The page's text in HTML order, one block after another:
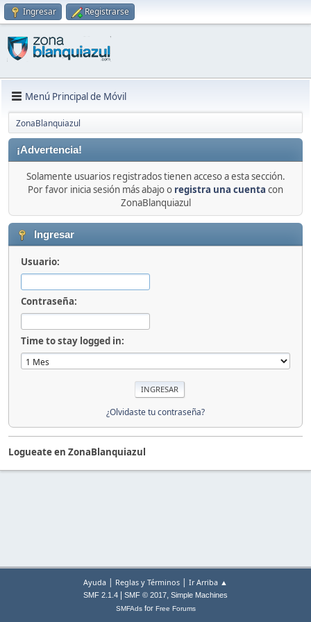
Ingresar Registrarse
Menú Principal de Móvil
ZonaBlanquiazul
¡Advertencia!
Solamente usuarios registrados tienen acceso a esta sección.
Por favor inicia sesión más abajo o registra una cuenta con
ZonaBlanquiazul
Ingresar
Usuario:
Contraseña:
Time to stay logged in:
¿Olvidaste tu contraseña?
Logueate en ZonaBlanquiazul
Ayuda | Reglas y Términos | Ir Arriba ▲
SMF 2.1.4 SMF © 2017, Simple Machines
SMFAdsfor Free Forums